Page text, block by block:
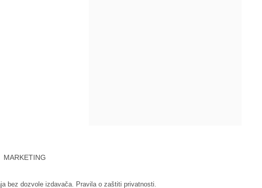
MARKETING
bez dozvole izdavača. Pravila o zaštiti privatnosti.